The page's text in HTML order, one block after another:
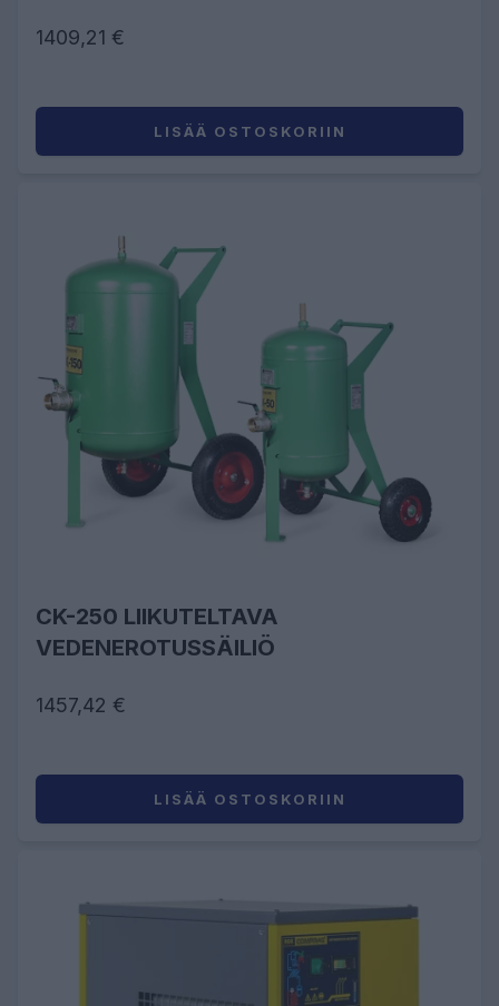
1409,21 €
LISÄÄ OSTOSKORIIN
CK-250 LIIKUTELTAVA
VEDENEROTUSSÄILIÖ
1457,42 €
LISÄÄ OSTOSKORIIN